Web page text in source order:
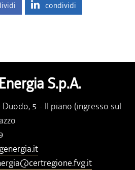
condividi
S.p.A.
Duodo, 5 - II piano (ingresso sul